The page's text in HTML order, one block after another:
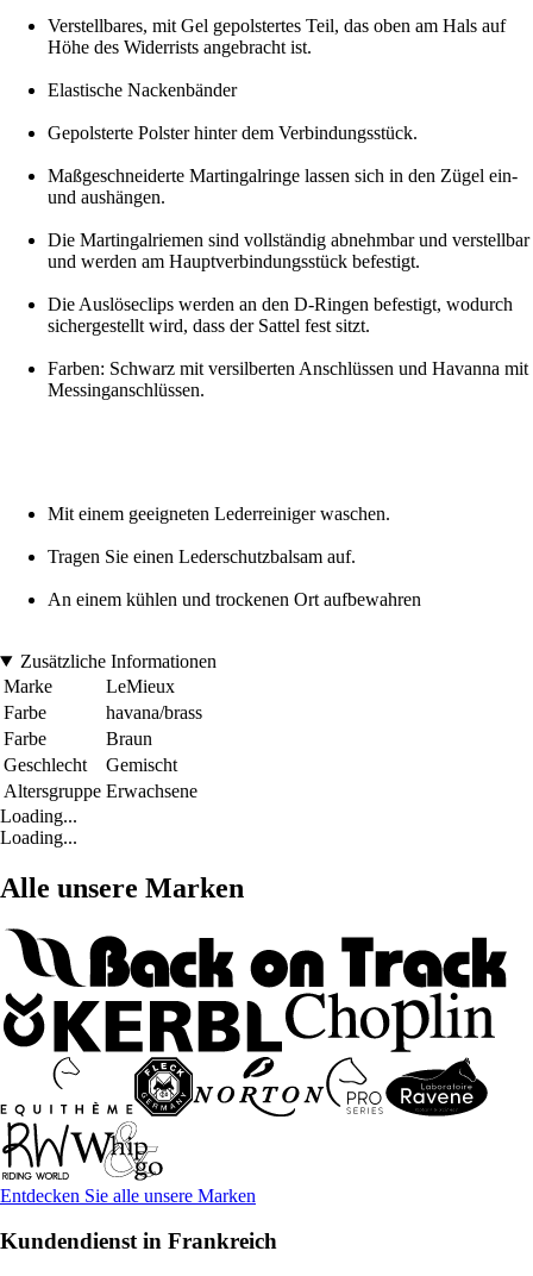
Verstellbares, mit Gel gepolstertes Teil, das oben am Hals auf
Höhe des Widerrists angebracht ist.
Elastische Nackenbänder
Gepolsterte Polster hinter dem Verbindungsstück.
Maßgeschneiderte Martingalringe lassen sich in den Zügel ein-
und aushängen.
Die Martingalriemen sind vollständig abnehmbar und verstellbar
und werden am Hauptverbindungsstück befestigt.
Die Auslöseclips werden an den D-Ringen befestigt, wodurch
sichergestellt wird, dass der Sattel fest sitzt.
Farben: Schwarz mit versilberten Anschlüssen und Havanna mit
Messinganschlüssen.
Mit einem geeigneten Lederreiniger waschen.
Tragen Sie einen Lederschutzbalsam auf.
An einem kühlen und trockenen Ort aufbewahren
Zusätzliche Informationen
Marke
LeMieux
Farbe
havana/brass
Farbe
Braun
Geschlecht
Gemischt
Altersgruppe Erwachsene
Loading...
Loading...
Alle unsere Marken
Entdecken Sie alle unsere Marken
Kundendienst in Frankreich